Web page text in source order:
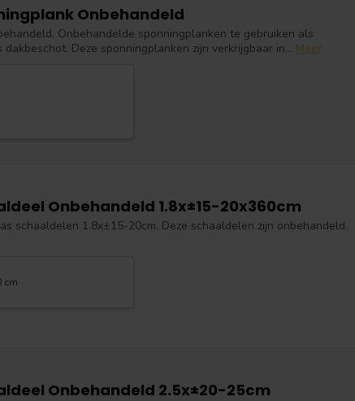
Onbehandeld
Onbehandelde sponningplanken te gebruiken als
Deze sponningplanken zijn verkrijgbaar in... Meer
Onbehandeld 1.8x±15-20x360cm
schaaldelen 1.8x±15-20cm. Deze schaaldelen zijn onbehandeld.
cm
Onbehandeld 2.5x±20-25cm